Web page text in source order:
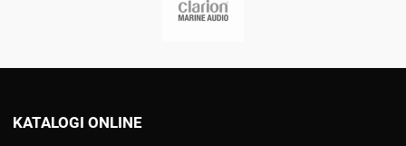
KATALOGI ONLINE